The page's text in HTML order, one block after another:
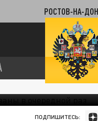
РОСТОВ-НА-
ПОДПИШИТЕСЬ: